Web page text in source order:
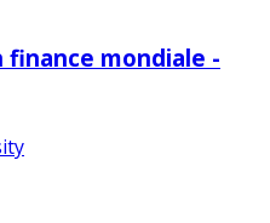
finance mondiale -